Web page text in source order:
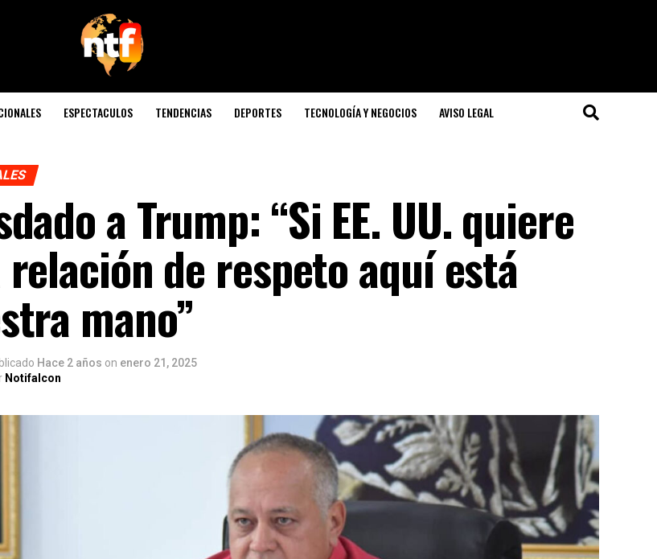
ESPECTACULOS TENDENCIAS DEPORTES TECNOLOGÍA Y NEGOCIOS AVISO LEGAL
a Trump: “Si EE. UU. quiere
de respeto aquí está
mano”
Hace 2 años on enero 21, 2025
Notifalcon